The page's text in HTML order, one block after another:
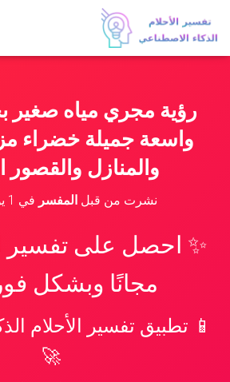
رؤية مجري مياه صغير
واسعة جميلة خضراء
والمنازل والقصور
نشرت من قبلالمفسر في 1 يونيو، 2023
✨ احصل على تفسير
مجانًا وبشكل
🚀